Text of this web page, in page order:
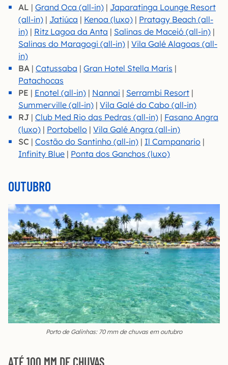
AL | Grand Oca (all-in) | Japaratinga Lounge Resort
(all-in) | Jatiúca | Kenoa (luxo) | Pratagy Beach (all-
in) | Ritz Lagoa da Anta | Salinas de Maceió (all-in) |
Salinas do Maragogi (all-in) | Vila Galé Alagoas (all-
in)
BA | Catussaba | Gran Hotel Stella Maris |
Patachocas
PE | Enotel (all-in) | Nannai | Serrambi Resort |
Summerville (all-in) | Vila Galé do Cabo (all-in)
RJ | Club Med Rio das Pedras (all-in) | Fasano Angra
(luxo) | Portobello | Vila Galé Angra (all-in)
SC | Costão do Santinho (all-in) | Il Campanario |
Infinity Blue | Ponta dos Ganchos (luxo)
OUTUBRO
Porto de Galinhas: 70 mm de chuvas em outubro
ATÉ 100 MM DE CHUVAS